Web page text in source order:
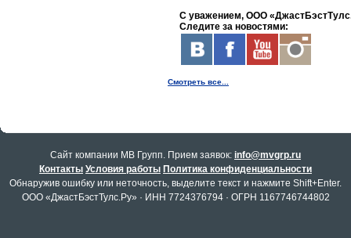
С уважением, ООО
Следите за новостями:
Смотреть все...
Cайт компании МВ Групп. Прием заявок: info@mvgrp.ru
Контакты Условия работы Политика конфиденциальности
Обнаружив ошибку или неточность, выделите текст и нажмите Shift+Enter.
ООО «ДжастБэстТулс.Ру» · ИНН 7724376794 · ОГРН 1167746744802